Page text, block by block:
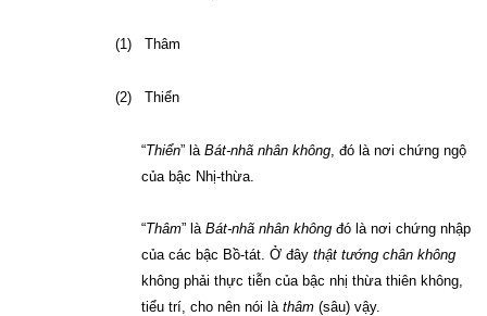
(1) Thâm
(2) Thiển
“Thiển” là Bát-nhã nhân không, đó là nơi chứng ngộ
của bậc Nhị-thừa.
“Thâm” là Bát-nhã nhân không đó là nơi chứng nhập
của các bậc Bồ-tát. Ở đây thật tướng chân không
không phải thực tiễn của bậc nhị thừa thiên không,
tiểu trí, cho nên nói là thâm (sâu) vậy.